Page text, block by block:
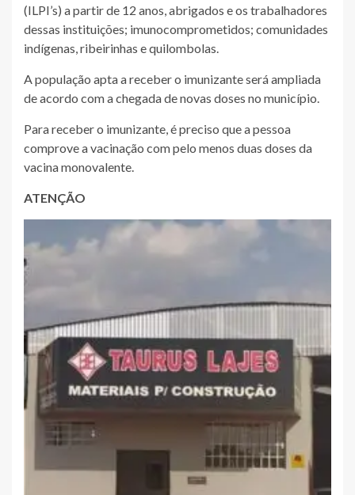
(ILPI’s) a partir de 12 anos, abrigados e os trabalhadores
dessas instituições; imunocomprometidos; comunidades
indígenas, ribeirinhas e quilombolas.
A população apta a receber o imunizante será ampliada
de acordo com a chegada de novas doses no município.
Para receber o imunizante, é preciso que a pessoa
comprove a vacinação com pelo menos duas doses da
vacina monovalente.
ATENÇÃO